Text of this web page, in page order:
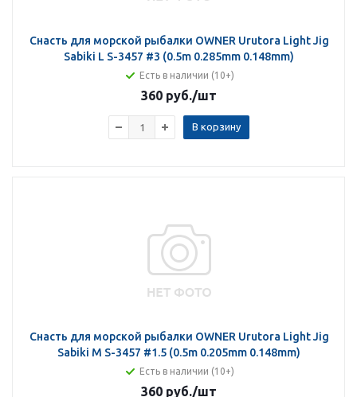
Снасть для морской рыбалки OWNER Urutora Light Jig
Sabiki L S-3457 #3 (0.5m 0.285mm 0.148mm)
Есть в наличии (10+)
360 руб./шт
В корзину
Снасть для морской рыбалки OWNER Urutora Light Jig
Sabiki M S-3457 #1.5 (0.5m 0.205mm 0.148mm)
Есть в наличии (10+)
360 руб./шт